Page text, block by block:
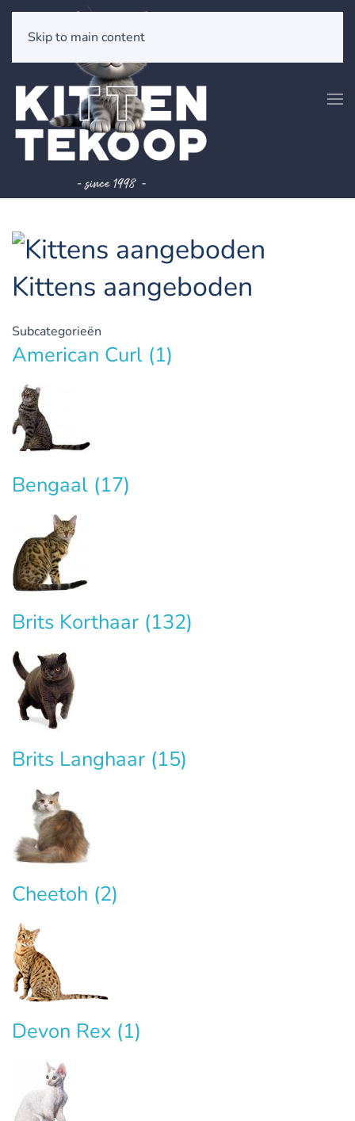
Skip to main content
Kittens aangeboden
Subcategorieën
American Curl (1)
Bengaal (17)
Brits Korthaar (132)
Brits Langhaar (15)
Cheetoh (2)
Devon Rex (1)